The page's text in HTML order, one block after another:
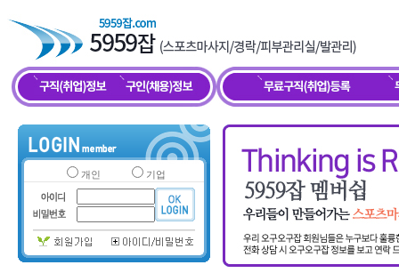
개인 기업